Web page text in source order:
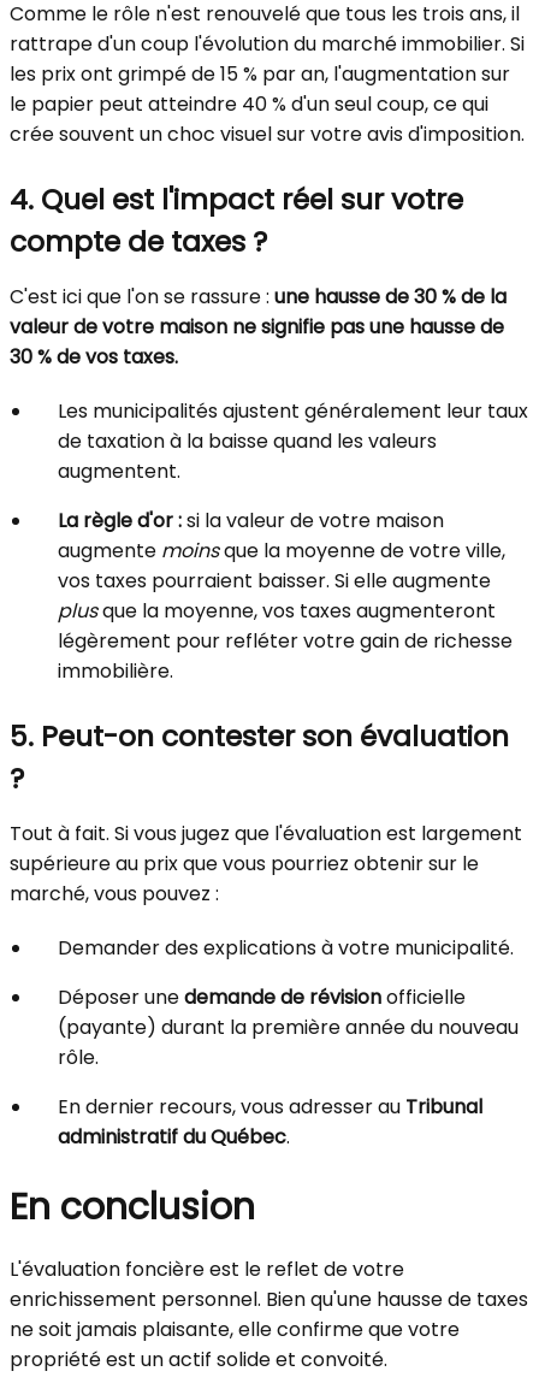
Comme le rôle n'est renouvelé que tous les trois ans, il
rattrape d'un coup l'évolution du marché immobilier. Si
les prix ont grimpé de 15 % par an, l'augmentation sur
le papier peut atteindre 40 % d'un seul coup, ce qui
crée souvent un choc visuel sur votre avis d'imposition.
4. Quel est l'impact réel sur votre
compte de taxes ?
C'est ici que l'on se rassure : une hausse de 30 % de la
valeur de votre maison ne signifie pas une hausse de
30 % de vos taxes.
Les municipalités ajustent généralement leur taux
de taxation à la baisse quand les valeurs
augmentent.
La règle d'or :si la valeur de votre maison
augmente moinsque la moyenne de votre ville,
vos taxes pourraient baisser. Si elle augmente
plusque la moyenne, vos taxes augmenteront
légèrement pour refléter votre gain de richesse
immobilière.
5. Peut-on contester son évaluation
?
Tout à fait. Si vous jugez que l'évaluation est largement
supérieure au prix que vous pourriez obtenir sur le
marché, vous pouvez :
Demander des explications à votre municipalité.
Déposer unedemande de révisionofficielle
(payante) durant la première année du nouveau
rôle.
En dernier recours, vous adresser au Tribunal
administratif du Québec.
En conclusion
L'évaluation foncière est le reflet de votre
enrichissement personnel. Bien qu'une hausse de taxes
ne soit jamais plaisante, elle confirme que votre
propriété est un actif solide et convoité.